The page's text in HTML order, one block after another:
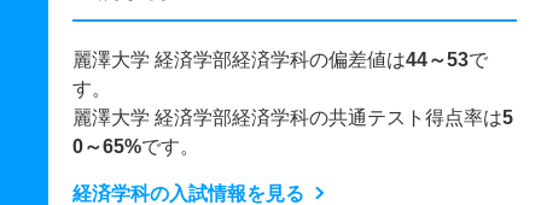
麗澤大学 経済学部経済学科の偏差値は44～53で
す。
麗澤大学 経済学部経済学科の共通テスト得点率は5
0～65%です。
経済学科の入試情報を見る